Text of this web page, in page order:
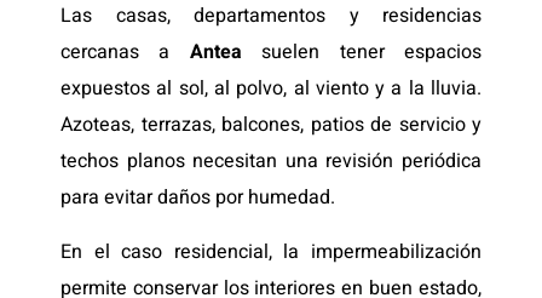
Las casas, departamentos y residencias
cercanas a Antea suelen tener espacios
expuestos al sol, al polvo, al viento y a la lluvia.
Azoteas, terrazas, balcones, patios de servicio y
techos planos necesitan una revisión periódica
para evitar daños por humedad.
En el caso residencial, la impermeabilización
permite conservar los interiores en buen estado,